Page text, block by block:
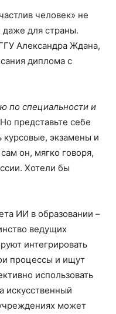
человек» не
даже для страны.
Александра Ждана,
диплома с
по специальности и
представьте себе
курсовые, экзамены и
он, мягко говоря,
Хотели бы
ИИ в образовании –
ведущих
интегрировать
процессы и ищут
использовать
искусственный
может